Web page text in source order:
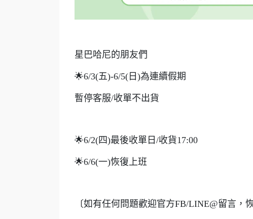
星巴哈尼的朋友們
🌟6/3(五)-6/5(日)為連續假期
暫停客服/收單不出貨
🌟6/2(四)最後收單日/收貨17:00
🌟6/6(一)恢復上班
〔如有任何問題歡迎官方FB/LINE@留言，